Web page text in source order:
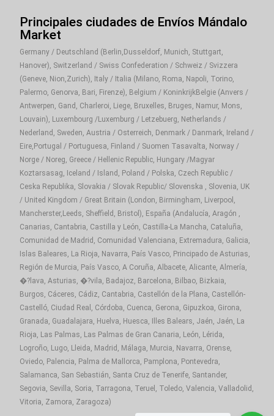
Principales ciudades de Envíos Mándalo
Market
Germany / Deutschland (Berlin,Dusseldorf, Munich, Stuttgart,
Hanover), Switzerland / Swiss Confederation / Schweiz / Svizzera
(Geneve, Nion,Zurich), Italy / Italia (Milano, Roma, Napoli, Torino,
Palermo, Genorva, Bari, Firenze), Belgium / KoninkrijkBelgie (Anvers /
Antwerpen, Gand, Charleroi, Liege, Bruxelles, Bruges, Namur, Mons,
Louvain), Luxembourg /Luxemburg / Letzebuerg, Netherlands /
Nederland, Sweden, Austria / Osterreich, Denmark / Danmark, Ireland /
Eire,Portugal / Portuguesa, Finland / Suomen Tasavalta, Norway /
Norge / Noreg, Greece / Hellenic Republic, Hungary /Magyar
Koztarsasag, Iceland / Island, Poland / Polska, Czech Republic /
Ceska Republika, Slovakia / Slovak Republic/ Slovenska , Slovenia, UK
/ United Kingdom / Great Britain (London, Birmingham, Liverpool,
Mancherster,Leeds, Sheffield, Bristol), España (Andalucía, Aragón ,
Canarias, Cantabria, Castilla y León, Castilla-La Mancha, Cataluña,
Comunidad de Madrid, Comunidad Valenciana, Extremadura, Galicia,
Islas Baleares, La Rioja, Navarra, País Vasco, Principado de Asturias,
Región de Murcia, País Vasco, A Coruña, Albacete, Alicante, Almería,
�?lava, Asturias, �?vila, Badajoz, Barcelona, Bilbao, Bizkaia,
Burgos, Cáceres, Cádiz, Cantabria, Castellón de la Plana, Castellón-
Castelló, Ciudad Real, Córdoba, Cuenca, Gerona, Gipuzkoa, Girona,
Granada, Guadalajara, Huelva, Huesca, Illes Balears, Jaén, Jaén, La
Rioja, Las Palmas, Las Palmas de Gran Canaria, León, Lérida,
Logroño, Lugo, Lleida, Madrid, Málaga, Murcia, Navarra, Orense,
Oviedo, Palencia, Palma de Mallorca, Pamplona, Pontevedra,
Salamanca, San Sebastián, Santa Cruz de Tenerife, Santander,
Segovia, Sevilla, Soria, Tarragona, Teruel, Toledo, Valencia, Valladolid,
Vitoria, Zamora, Zaragoza)